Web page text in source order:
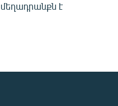
մեղադրանքն է